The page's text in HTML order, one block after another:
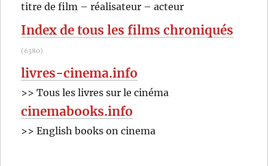
:
titre de film – réalisateur – acteur
Index de tous les films chroniqués
(6380)
livres-cinema.info
>> Tous les livres sur le cinéma
cinemabooks.info
>> English books on cinema